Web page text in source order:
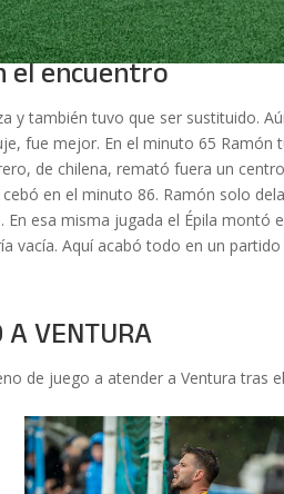
el encuentro
y también tuvo que ser sustituido.
fue mejor. En el minuto 65 Ramón
de chilena, remató fuera un
en el minuto 86. Ramón solo
esa misma jugada el Épila montó
vacía. Aquí acabó todo en un partido
A VENTURA
de juego a atender a Ventura tras